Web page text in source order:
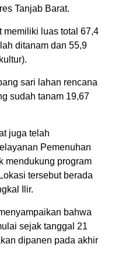
Tanjab Barat.
memiliki luas total 67,4
ditanam dan 55,9
sari lahan rencana
sudah tanam 19,67
juga telah
Pemenuhan
mendukung program
tersebut berada
Ilir.
bahwa
sejak tanggal 21
dipanen pada akhir